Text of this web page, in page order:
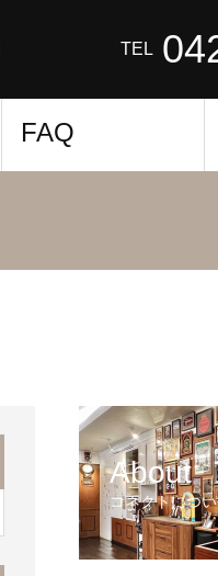
TEL
FAQ
About
コネクトにつ